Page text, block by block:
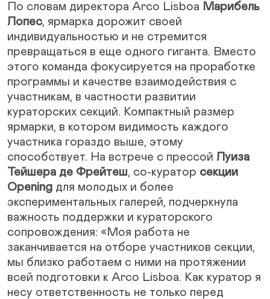
По словам директора Arco Lisboa Марибель
Лопес, ярмарка дорожит своей
индивидуальностью и не стремится
превращаться в еще одного гиганта. Вместо
этого команда фокусируется на проработке
программы и качестве взаимодействия с
участникам, в частности развитии
кураторских секций. Компактный размер
ярмарки, в котором видимость каждого
участника гораздо выше, этому
способствует. На встрече с прессой Луиза
Тейшера де Фрейтеш, со-куратор секции
Opening для молодых и более
экспериментальных галерей, подчеркнула
важность поддержки и кураторского
сопровождения: «Моя работа не
заканчивается на отборе участников секции,
мы близко работаем с ними на протяжении
всей подготовки к Arco Lisboa. Как куратор я
несу ответственность не только перед